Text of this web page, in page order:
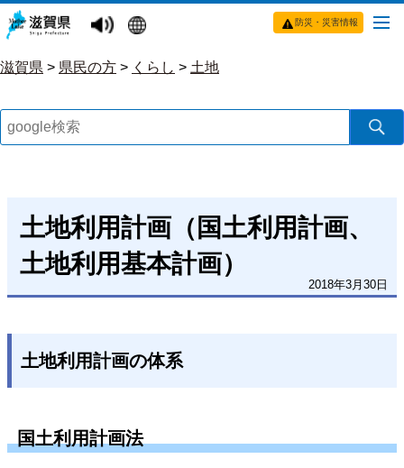
防災・災害情報
滋賀県 > 県民の方 > くらし > 土地
土地利用計画（国土利用計画、
土地利用基本計画）
2018年3月30日
土地利用計画の体系
国土利用計画法